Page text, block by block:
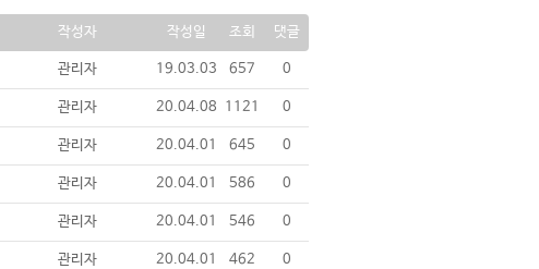
작성자 작성일 조회 댓글
관리자 19.03.03 657 0
관리자 20.04.08 1121 0
관리자 20.04.01 645 0
관리자 20.04.01 586 0
관리자 20.04.01 546 0
관리자 20.04.01 462 0